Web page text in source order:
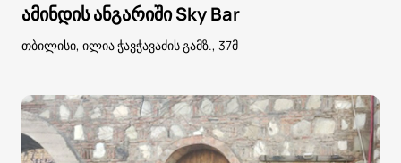
ამინდის ანგარიში Sky Bar
თბილისი, ილია ჭავჭავაძის გამზ., 37მ